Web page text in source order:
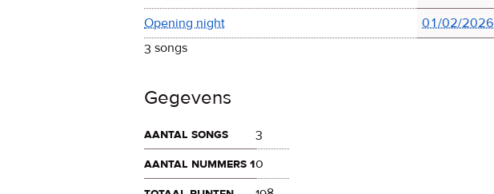
Opening night
01/02/2026
3 songs
Gegevens
aantal songs
3
aantal nummers 10